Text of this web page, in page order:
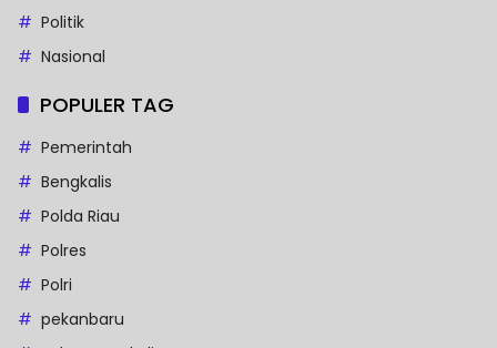
Politik
Nasional
POPULER TAG
Pemerintah
Bengkalis
Polda Riau
Polres
Polri
pekanbaru